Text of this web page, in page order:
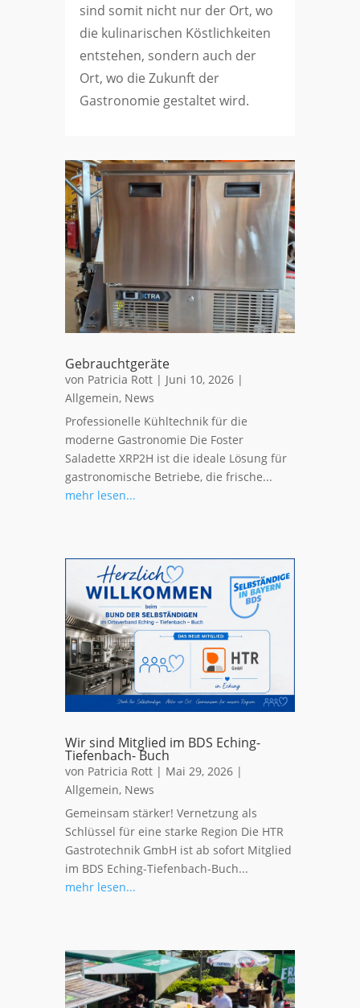
sind somit nicht nur der Ort, wo
die kulinarischen Köstlichkeiten
entstehen, sondern auch der
Ort, wo die Zukunft der
Gastronomie gestaltet wird.
Gebrauchtgeräte
von Patricia Rott| Juni 10, 2026|
Allgemein, News
Professionelle Kühltechnik für die
moderne Gastronomie Die Foster
Saladette XRP2H ist die ideale Lösung für
gastronomische Betriebe, die frische...
mehr lesen...
Wir sind Mitglied im BDS Eching-
Tiefenbach- Buch
von Patricia Rott| Mai 29, 2026|
Allgemein, News
Gemeinsam stärker! Vernetzung als
Schlüssel für eine starke Region Die HTR
Gastrotechnik GmbH ist ab sofort Mitglied
im BDS Eching-Tiefenbach-Buch...
mehr lesen...